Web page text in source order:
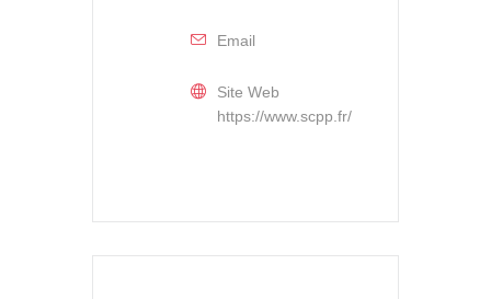
Email
Site Web
https://www.scpp.fr/